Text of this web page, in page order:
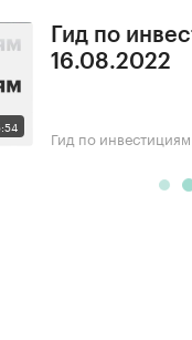
Гид по
16.08.2022
Гид по инвестициям